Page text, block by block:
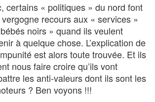
certains « politiques » du nord font
recours aux « services »
noirs » quand ils veulent
à quelque chose. L’explication de
est alors toute trouvée. Et ils
nous faire croire qu’ils vont
les anti-valeurs dont ils sont les
? Ben voyons !!!